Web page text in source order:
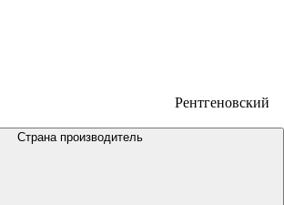
Рентгеновский
Страна производитель